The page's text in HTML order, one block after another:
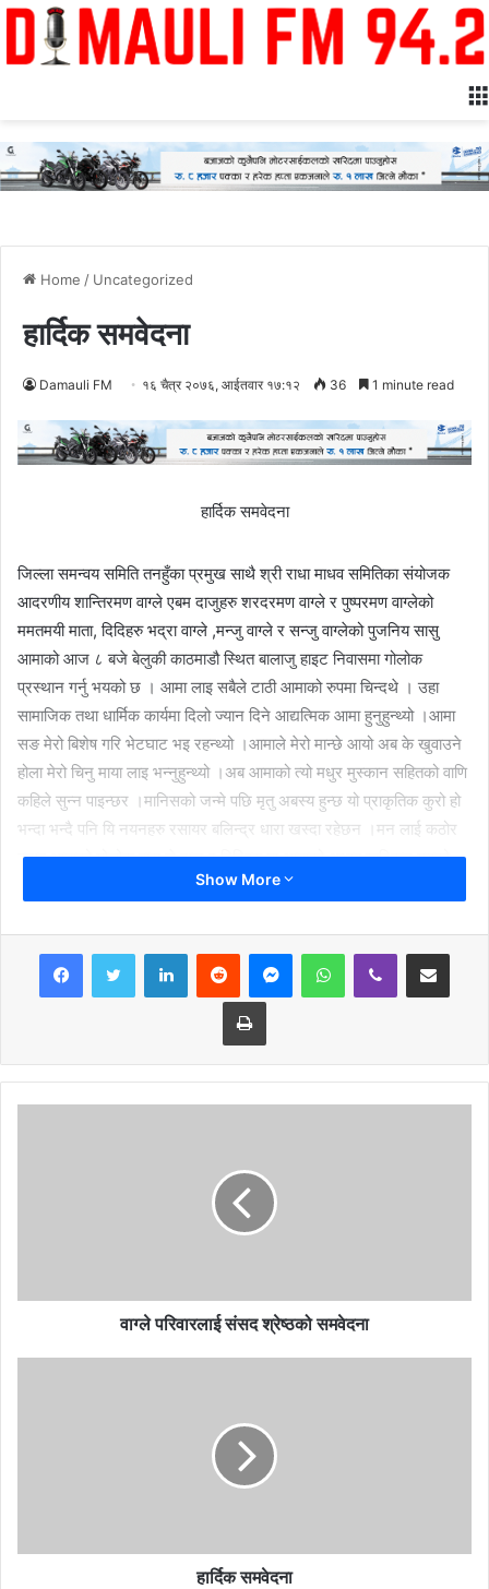
Home / Uncategorized
हार्दिक समवेदना
Damauli FM १६ चैत्र २०७६, आईतवार १७:१२ 36 1 minute read
हार्दिक समवेदना
जिल्ला समन्वय समिति तनहुँका प्रमुख साथै श्री राधा माधव समितिका संयोजक
आदरणीय शान्तिरमण वाग्ले एबम दाजुहरु शरदरमण वाग्ले र पुष्परमण वाग्लेको
ममतमयी माता, दिदिहरु भद्रा वाग्ले ,मन्जु वाग्ले र सन्जु वाग्लेको पुजनिय सासु
आमाको आज ८ बजे बेलुकी काठमाडौ स्थित बालाजु हाइट निवासमा गोलोक
प्रस्थान गर्नु भयको छ । आमा लाइ सबैले टाठी आमाको रुपमा चिन्दथे । उहा
सामाजिक तथा धार्मिक कार्यमा दिलो ज्यान दिने आद्यत्मिक आमा हुनुहुन्थ्यो ।आमा
सङ मेरो बिशेष गरि भेटघाट भइ रहन्थ्यो ।आमाले मेरो मान्छे आयो अब के खुवाउने
होला मेरो चिनु माया लाइ भन्नुहुन्थ्यो ।अब आमाको त्यो मधुर मुस्कान सहितको वाणि
कहिले सुन्न पाइन्छर ।मानिसको जन्मे पछि मृतु अबस्य हुन्छ यो प्राकृतिक कुरो हो
भन्दा भन्दै पनि यि नयनहरु रसायर बलिन्द्र धारा खस्दा रहेछन ।मन लाई कठोर
बनाइ आमाको गोलोक बास ले दाजु र दिदिहरु मा आमाको अभाव खद्किन गयको
हुँदा श्री राधा कृष्ण भगवान र महाराज जिको कृपा रहिरहोस भन्दै शोक सम्तप्त
चिनु पोख्रेल
नेपाली कांग्रेस महाधिवेशन प्रतिनिधि एबम नेपाल महिला संघ केन्द्रीय सदस्य
Show More
Print
वाग्ले परिवारलाई संसद श्रेष्ठको समवेदना
हार्दिक समवेदना